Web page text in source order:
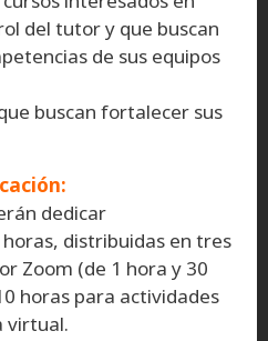
del tutor y que buscan
de sus equipos
buscan fortalecer sus
dedicar
distribuidas en tres
Zoom (de 1 hora y 30
horas para actividades
virtual.